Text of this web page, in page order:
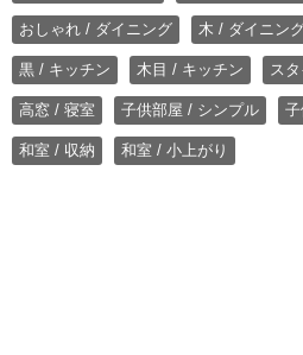
おしゃれ / ダイニング 木 / ダイニン
黒 / キッチン 木目 / キッチン ス
高窓 / 寝室 子供部屋 / シンプル
和室 / 収納 和室 / 小上がり